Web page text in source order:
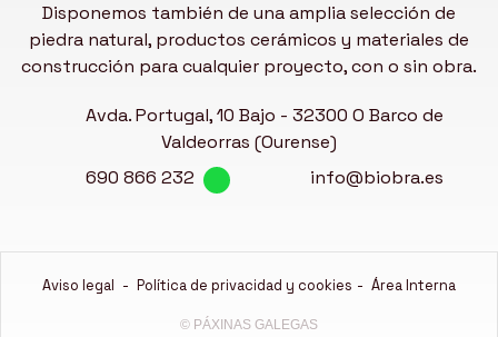
Disponemos también de una amplia selección de
piedra natural, productos cerámicos y materiales de
construcción para cualquier proyecto, con o sin obra.
Avda. Portugal, 10 Bajo - 32300 O Barco de
Valdeorras (Ourense)
690 866 232
info@biobra.es
Aviso legal - Política de privacidad y cookies - Área Interna
© PÁXINAS GALEGAS